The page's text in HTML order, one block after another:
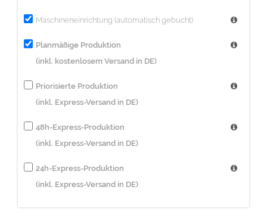
Maschineneinrichtung (automatisch gebucht)
Planmäßige Produktion
(inkl. kostenlosem Versand in DE)
Priorisierte Produktion
(inkl. Express-Versand in DE)
48h-Express-Produktion
(inkl. Express-Versand in DE)
24h-Express-Produktion
(inkl. Express-Versand in DE)